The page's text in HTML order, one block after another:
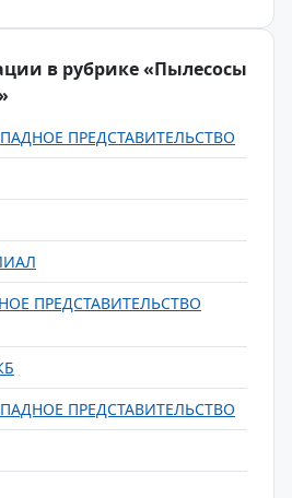
в рубрике «Пылесосы
ПРЕДСТАВИТЕЛЬСТВО
ПРЕДСТАВИТЕЛЬСТВО
ПРЕДСТАВИТЕЛЬСТВО